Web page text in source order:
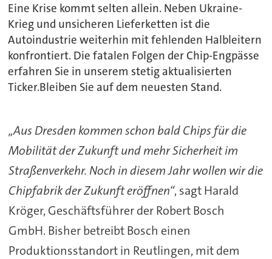
Eine Krise kommt selten allein. Neben Ukraine-
Krieg und unsicheren Lieferketten ist die
Autoindustrie weiterhin mit fehlenden Halbleitern
konfrontiert. Die fatalen Folgen der Chip-Engpässe
erfahren Sie in unserem stetig aktualisierten
Ticker.Bleiben Sie auf dem neuesten Stand.
„Aus Dresden kommen schon bald Chips für die
Mobilität der Zukunft und mehr Sicherheit im
Straßenverkehr. Noch in diesem Jahr wollen wir die
Chipfabrik der Zukunft eröffnen“, sagt Harald
Kröger, Geschäftsführer der Robert Bosch
GmbH. Bisher betreibt Bosch einen
Produktionsstandort in Reutlingen, mit dem